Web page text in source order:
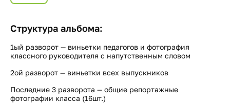
Структура альбома:
1ый разворот — виньетки педагогов и фотография
классного руководителя с напутственным словом
2ой разворот — виньетки всех выпускников
Последние 3 разворота — общие репортажные
фотографии класса (16шт.)